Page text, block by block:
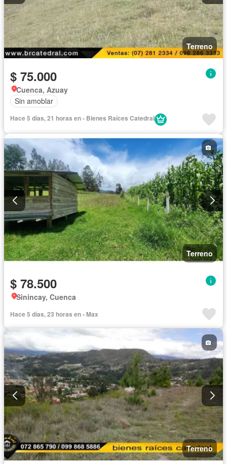
Terreno
$ 75.000
Cuenca, Azuay
Sin amoblar
Hace 5 días, 21 horas en - Bienes Raíces Catedral
Terreno
$ 78.500
Sinincay, Cuenca
Hace 5 días, 23 horas en - Max
Terreno